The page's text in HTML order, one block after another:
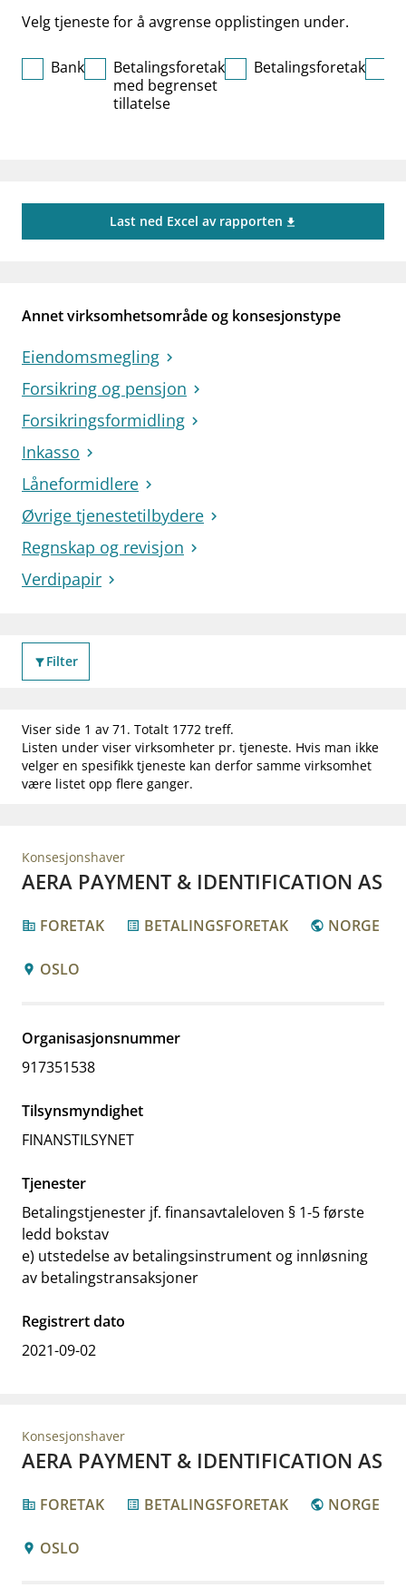
work_outline Jobb hos oss
notifications_none Abonner på nyhetsvarsel
Velg tjeneste for å avgrense opplistingen under.
Bank
Betalingsforetak
med begrenset
tillatelse
Betalingsforetak
Last ned Excel av rapporten
Annet virksomhetsområde og konsesjonstype
Eiendomsmegling
Forsikring og pensjon
Forsikringsformidling
Inkasso
Låneformidlere
Øvrige tjenestetilbydere
Regnskap og revisjon
Verdipapir
filter_alt Filter
Viser side 1 av 71. Totalt 1772 treff.
Listen under viser virksomheter pr. tjeneste. Hvis man ikke
velger en spesifikk tjeneste kan derfor samme virksomhet
være listet opp flere ganger.
Konsesjonshaver
AERA PAYMENT & IDENTIFICATION AS
corporate_fare FORETAK list_alt BETALINGSFORETAK public NORGE
location_pin OSLO
Organisasjonsnummer
917351538
Tilsynsmyndighet
FINANSTILSYNET
Tjenester
Betalingstjenester jf. finansavtaleloven § 1-5 første
ledd bokstav
e) utstedelse av betalingsinstrument og innløsning
av betalingstransaksjoner
Registrert dato
2021-09-02
Konsesjonshaver
AERA PAYMENT & IDENTIFICATION AS
corporate_fare FORETAK list_alt BETALINGSFORETAK public NORGE
location_pin OSLO